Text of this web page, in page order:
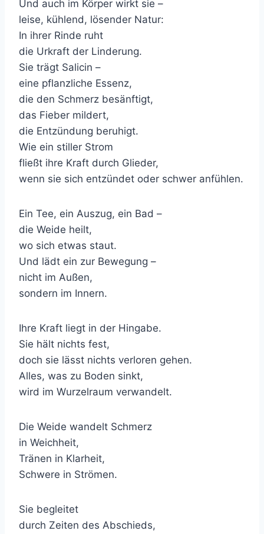
Und auch im Körper wirkt sie –
leise, kühlend, lösender Natur:
In ihrer Rinde ruht
die Urkraft der Linderung.
Sie trägt Salicin –
eine pflanzliche Essenz,
die den Schmerz besänftigt,
das Fieber mildert,
die Entzündung beruhigt.
Wie ein stiller Strom
fließt ihre Kraft durch Glieder,
wenn sie sich entzündet oder schwer anfühlen.
Ein Tee, ein Auszug, ein Bad –
die Weide heilt,
wo sich etwas staut.
Und lädt ein zur Bewegung –
nicht im Außen,
sondern im Innern.
Ihre Kraft liegt in der Hingabe.
Sie hält nichts fest,
doch sie lässt nichts verloren gehen.
Alles, was zu Boden sinkt,
wird im Wurzelraum verwandelt.
Die Weide wandelt Schmerz
in Weichheit,
Tränen in Klarheit,
Schwere in Strömen.
Sie begleitet
durch Zeiten des Abschieds,